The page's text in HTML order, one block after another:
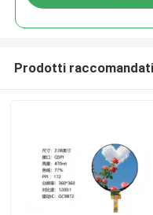
Prodotti raccomandati